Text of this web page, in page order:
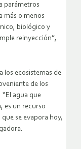
parámetros
más o menos
biológico y
reinyección”,
los ecosistemas de
de los
“El agua que
es un recurso
se evapora hoy,